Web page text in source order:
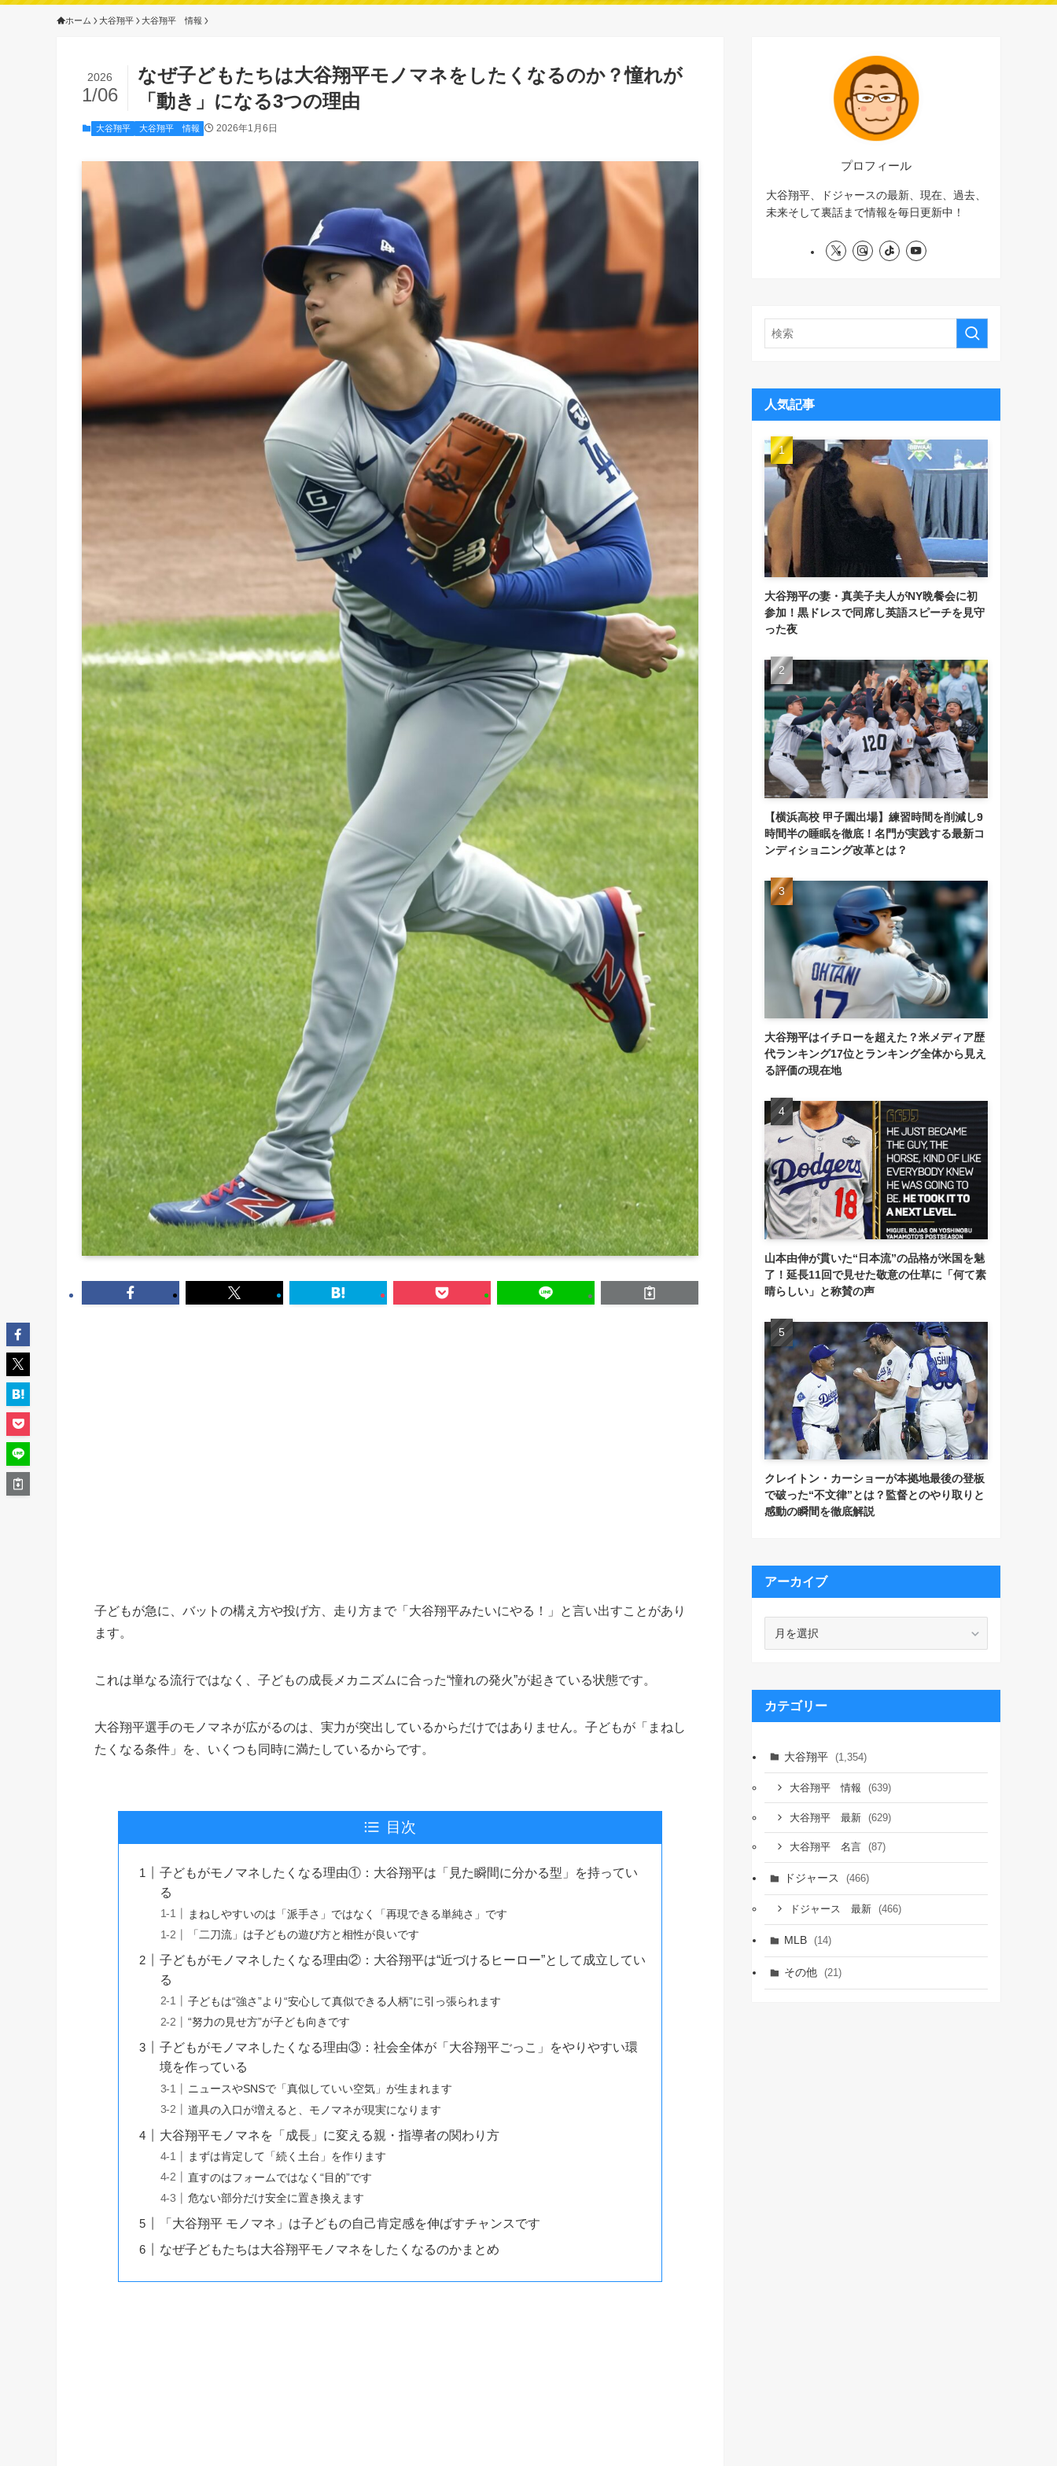
ホーム 大谷翔平 大谷翔平 情報
なぜ子どもたちは大谷翔平モノマネをしたくなるのか？憧れが
「動き」になる3つの理由
2026
1/06
大谷翔平 大谷翔平 情報 2026年1月6日
子どもが急に、バットの構え方や投げ方、走り方まで「大谷翔平みたいにやる！」と言い出すことがあり
ます。
これは単なる流行ではなく、子どもの成長メカニズムに合った“憧れの発火”が起きている状態です。
大谷翔平選手のモノマネが広がるのは、実力が突出しているからだけではありません。子どもが「まねし
たくなる条件」を、いくつも同時に満たしているからです。
目次
子どもがモノマネしたくなる理由①：大谷翔平は「見た瞬間に分かる型」を持ってい
る
まねしやすいのは「派手さ」ではなく「再現できる単純さ」です
「二刀流」は子どもの遊び方と相性が良いです
子どもがモノマネしたくなる理由②：大谷翔平は“近づけるヒーロー”として成立してい
る
子どもは“強さ”より“安心して真似できる人柄”に引っ張られます
“努力の見せ方”が子ども向きです
子どもがモノマネしたくなる理由③：社会全体が「大谷翔平ごっこ」をやりやすい環
境を作っている
ニュースやSNSで「真似していい空気」が生まれます
道具の入口が増えると、モノマネが現実になります
大谷翔平モノマネを「成長」に変える親・指導者の関わり方
まずは肯定して「続く土台」を作ります
直すのはフォームではなく“目的”です
危ない部分だけ安全に置き換えます
「大谷翔平 モノマネ」は子どもの自己肯定感を伸ばすチャンスです
なぜ子どもたちは大谷翔平モノマネをしたくなるのかまとめ
プロフィール
大谷翔平、ドジャースの最新、現在、過去、
未来そして裏話まで情報を毎日更新中！
人気記事
大谷翔平の妻・真美子夫人がNY晩餐会に初
参加！黒ドレスで同席し英語スピーチを見守
った夜
【横浜高校 甲子園出場】練習時間を削減し9
時間半の睡眠を徹底！名門が実践する最新コ
ンディショニング改革とは？
大谷翔平はイチローを超えた？米メディア歴
代ランキング17位とランキング全体から見え
る評価の現在地
山本由伸が貫いた“日本流”の品格が米国を魅
了！延長11回で見せた敬意の仕草に「何て素
晴らしい」と称賛の声
クレイトン・カーショーが本拠地最後の登板
で破った“不文律”とは？監督とのやり取りと
感動の瞬間を徹底解説
アーカイブ
ブ
カテゴリー
大谷翔平 (1,354)
大谷翔平 情報 (639)
大谷翔平 最新 (629)
大谷翔平 名言 (87)
ドジャース (466)
ドジャース 最新 (466)
MLB (14)
その他 (21)